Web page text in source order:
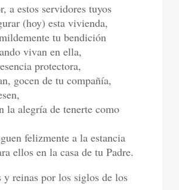
a estos servidores tuyos
(hoy) esta vivienda,
tu bendición
vivan en ella,
protectora,
gocen de tu compañía,
la alegría de tenerte como
felizmente a la estancia
ellos en la casa de tu Padre.
y reinas por los siglos de los